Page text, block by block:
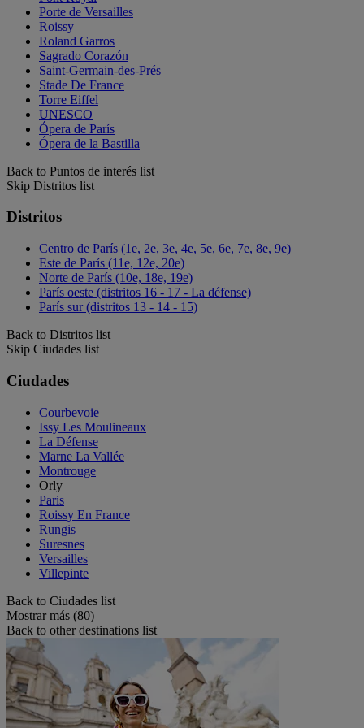
Porte de Versailles
Roissy
Roland Garros
Sagrado Corazón
Saint-Germain-des-Prés
Stade De France
Torre Eiffel
UNESCO
Ópera de París
Ópera de la Bastilla
Back to Puntos de interés list
Skip Distritos list
Distritos
Centro de París (1e, 2e, 3e, 4e, 5e, 6e, 7e, 8e, 9e)
Este de París (11e, 12e, 20e)
Norte de París (10e, 18e, 19e)
París oeste (distritos 16 - 17 - La défense)
París sur (distritos 13 - 14 - 15)
Back to Distritos list
Skip Ciudades list
Ciudades
Courbevoie
Issy Les Moulineaux
La Défense
Marne La Vallée
Montrouge
Orly
Paris
Roissy En France
Rungis
Suresnes
Versailles
Villepinte
Back to Ciudades list
Mostrar más (80)
Back to other destinations list